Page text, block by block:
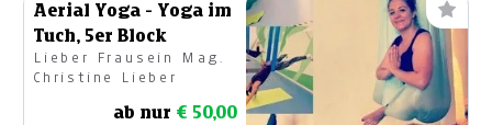
Aerial Yoga - Yoga im
Tuch, 5er Block
Lieber Frausein Mag.
Christine Lieber
ab nur € 50,00